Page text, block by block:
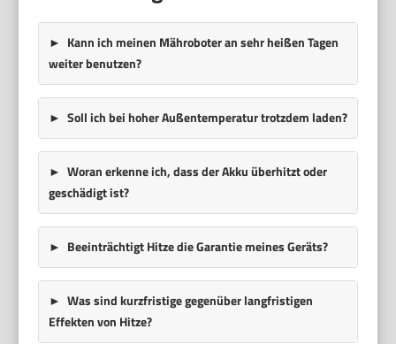
Kann ich meinen Mähroboter an sehr heißen Tagen
weiter benutzen?
Soll ich bei hoher Außentemperatur trotzdem laden?
Woran erkenne ich, dass der Akku überhitzt oder
geschädigt ist?
Beeinträchtigt Hitze die Garantie meines Geräts?
Was sind kurzfristige gegenüber langfristigen
Effekten von Hitze?